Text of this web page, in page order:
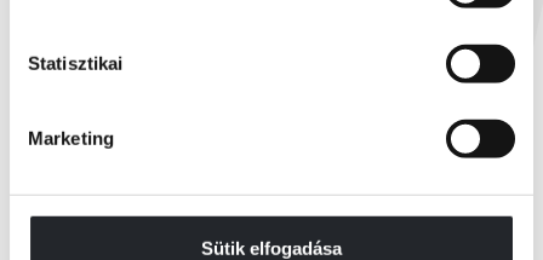
Statisztikai
Marketing
Sütik elfogadása
Összes könyv